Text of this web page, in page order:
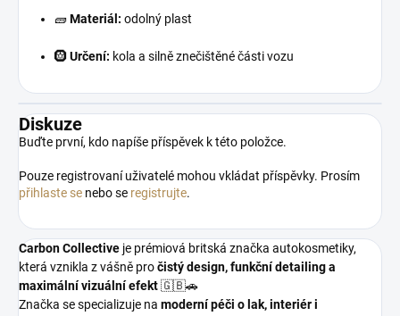
🧱Materiál: odolný plast
🛞Určení: kola a silně znečištěné části vozu
Diskuze
Buďte první, kdo napíše příspěvek k této položce.
Pouze registrovaní uživatelé mohou vkládat příspěvky. Prosím
přihlaste se nebo se registrujte.
Carbon Collective je prémiová britská značka autokosmetiky,
která vznikla z vášně pročistý design, funkční detailing a
maximální vizuální efekt🇬🇧🚗
Značka se specializuje na moderní péči o lak, interiér i